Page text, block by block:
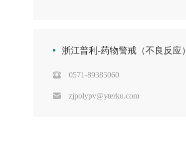
浙江普利-药物警戒（不良反应）
0571-89385060
zjpolypv@yterku.com